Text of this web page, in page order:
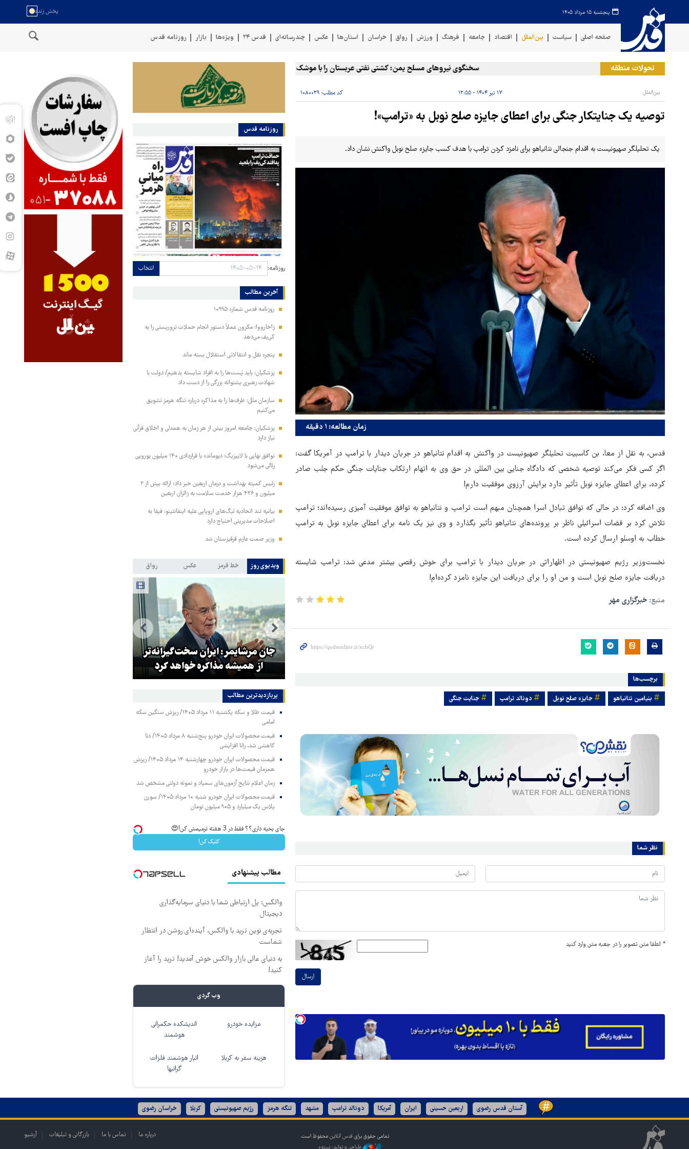
پنجشنبه ۱۵ مرداد ۱۴۰۵
صفحه اصلی سیاست بین‌الملل اقتصاد جامعه فرهنگ ورزش رواق خراسان استان‌ها عکس چندرسانه‌ای قدس ۲۴ ویژه‌ها بازار روزنامه قدس
تحولات منطقه سخنگوی نیروهای مسلح یمن: کشتی نفتی عربستان را با موشک بالستیک هدف قرار دادیم پنتاگون: ۶۸۷ نظامی آمریکایی در درگیری با ایران زخمی شدند
بین‌الملل ۱۷ تیر ۱۴۰۴ - ۱۲:۵۵ کد مطلب: ۱۰۸۰۰۲۹
توصیه یک جنایتکار جنگی برای اعطای جایزه صلح نوبل به «ترامپ»!
یک تحلیلگر صهیونیست به اقدام جنجالی نتانیاهو برای نامزد کردن ترامپ با هدف کسب جایزه صلح نوبل واکنش نشان داد.
زمان مطالعه: ۱ دقیقه
قدس، به نقل از معا، بن کاسبیت تحلیلگر صهیونیست در واکنش به اقدام نتانیاهو در جریان دیدار با ترامپ در آمریکا گفت:
اگر کسی فکر می‌کند توصیه شخصی که دادگاه جنایی بین المللی در حق وی به اتهام ارتکاب جنایات جنگی حکم جلب صادر
کرده، برای اعطای جایزه نوبل تأثیر دارد برایش آرزوی موفقیت دارم!
وی اضافه کرد: در حالی که توافق تبادل اسرا همچنان مبهم است ترامپ و نتانیاهو به توافق موفقیت آمیزی رسیده‌اند؛ ترامپ
تلاش کرد بر قضات اسرائیلی ناظر بر پرونده‌های نتانیاهو تأثیر بگذارد و وی نیز یک نامه برای اعطای جایزه نوبل به ترامپ
خطاب به اوسلو ارسال کرده است.
نخست‌وزیر رژیم صهیونیستی در اظهاراتی در جریان دیدار با ترامپ برای خوش رقصی بیشتر مدعی شد: ترامپ شایسته
دریافت جایزه صلح نوبل است و من او را برای دریافت این جایزه نامزد کرده‌ام!
منبع: خبرگزاری مهر
برچسب‌ها
بنیامین نتانیاهو جایزه صلح نوبل دونالد ترامپ جنایت جنگی
نظر شما
* لطفا متن تصویر را در جعبه متن وارد کنید
ارسال
روزنامه قدس
روزنامه: انتخاب
آخرین مطالب
روزنامه قدس شماره ۱۰۹۹۵
زاخارووا: مکرون عملاً دستور انجام حملات تروریستی را به
کی‌یف می‌دهد
پنجره‌ نقل و انتقالاتی استقلال بسته ماند
پزشکیان: باید پُست‌ها را به افراد شایسته بدهیم/ دولت با
شهادت رهبری پشتوانه بزرگی را از دست داد
سازمان ملل: طرف‌ها را به مذاکره درباره تنگه هرمز تشویق
می‌کنیم
پزشکیان: جامعه امروز بیش از هر زمان به همدلی و اخلاق قرآنی
نیاز دارد
توافق نهایی با لایپزیگ: دیومانده با قراردادی ۱۴۰ میلیون یورویی
رئالی می‌شود
رئیس کمیته بهداشت و درمان اربعین خبر داد؛ ارائه بیش از ۲
میلیون و ۴۲۶ هزار خدمت سلامت به زائران اربعین
بیانیه تند اتحادیه لیگ‌های اروپایی علیه اینفانتینو: فیفا به
اصلاحات مدیریتی احتیاج دارد
وزیر صمت عازم قرقیزستان شد
ویدیوی روز خط قرمز عکس رواق
ما به نوکری و خضوع هرچه بیشتر
جان مرشایمر: ایران سخت‌گیرانه‌تر
از همیشه مذاکره خواهد کرد
پربازدیدترین‌ مطالب
قیمت طلا و سکه یکشنبه ۱۱ مرداد ۱۴۰۵/ ریزش سنگین سکه
امامی
قیمت محصولات ایران خودرو پنج‌شنبه ۸ مرداد ۱۴۰۵/ دنا
کاهشی شد، رانا افزایشی
قیمت محصولات ایران خودرو چهارشنبه ۱۴ مرداد ۱۴۰۵/ ریزش
همزمان قیمت‌ها در بازار خودرو
زمان اعلام نتایج آزمون‌های سمپاد و نمونه دولتی مشخص شد
قیمت محصولات ایران خودرو شنبه ۱۰ مرداد ۱۴۰۵/ سورن
پلاس یک میلیارد و ۹۰۵ میلیون تومان
جای بخیه داری؟؟ فقط در 3 هفته ترمیمش کن!😍
کلیک کن!
مطالب پیشنهادی
والکس: پل ارتباطی شما با دنیای سرمایه‌گذاری
دیجیتال
تجربه‌ی نوین ترید با والکس، آینده‌ای روشن در انتظار
شماست
به دنیای عالی بازار والکس خوش آمدید! ترید را آغاز
کنید!
وب گردی
مزایده خودرو
اندیشکده حکمرانی
هوشمند
هزینه سفر به کربلا
انبار هوشمند فلزات
گرانبها
آستان قدس رضوی اربعین حسینی ایران آمریکا دونالد ترامپ مشهد تنگه هرمز رژیم صهیونیستی کربلا خراسان رضوی
تمامی حقوق برای قدس آنلاین محفوظ است.
طراحی و تولید: نستوه
درباره ما تماس با ما بازرگانی و تبلیغات آرشیو